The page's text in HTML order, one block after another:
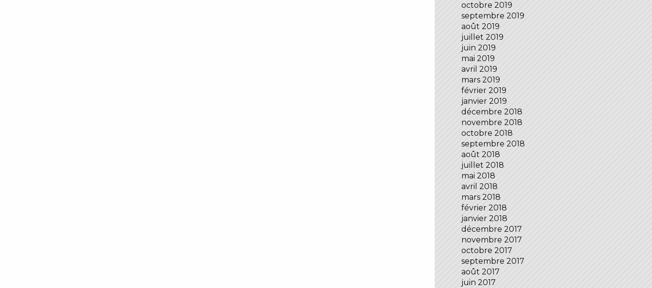
octobre 2019
septembre 2019
août 2019
juillet 2019
juin 2019
mai 2019
avril 2019
mars 2019
février 2019
janvier 2019
décembre 2018
novembre 2018
octobre 2018
septembre 2018
août 2018
juillet 2018
mai 2018
avril 2018
mars 2018
février 2018
janvier 2018
décembre 2017
novembre 2017
octobre 2017
septembre 2017
août 2017
juin 2017